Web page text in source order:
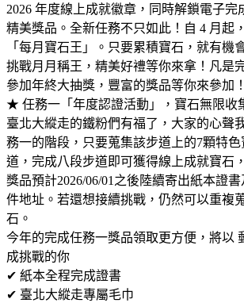
2026 年度線上成就徽章，同時解鎖電子完
精美獎品。全新任務不只如此！自 4 月起
「每月寶石王」。只要累積寶石，就有機
挑戰月月稱王，精美好禮等你來拿！凡是
參加年終大抽獎，豐富的獎品等你來參加！
★ 任務一「年度認證活動」，寶石無限收
臺北大縱走的鐵粉們有福了，大家的心聲
務一的階段，只要蒐集該步道上的7顆特
道，完成八段步道即可獲得線上成就寶石
獎品預計2026/06/01之後陸續寄出紙本證
件地址。若還想接續挑戰，仍然可以重複
石。
今年的完成任務一獎品領取更方便，將以
成挑戰的你
✔ 紙本全程完成證書
✔ 臺北大縱走專屬毛巾